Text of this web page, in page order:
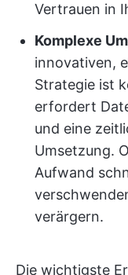
Vertrauen in
Komplexe
innovativen,
Strategie ist
erfordert
und eine
Umsetzung.
Aufwand
verärgern.
Die wichtigste